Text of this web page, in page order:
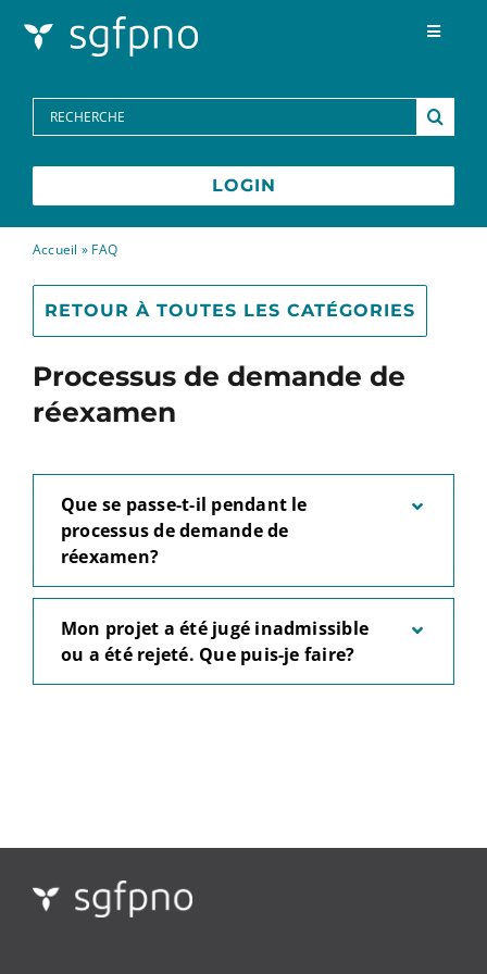
Toggle
FAQs
Contactez-nous
English
Search
for:
LOGIN
Accueil » FAQ
Processus de demande de
réexamen
RETOUR À TOUTES LES CATÉGORIES
Que se passe-t-il pendant le
processus de demande de
réexamen?
Mon projet a été jugé inadmissible
ou a été rejeté. Que puis-je faire?